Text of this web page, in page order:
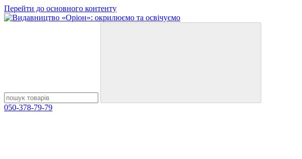
Перейти до основного контенту
050-378-79-79